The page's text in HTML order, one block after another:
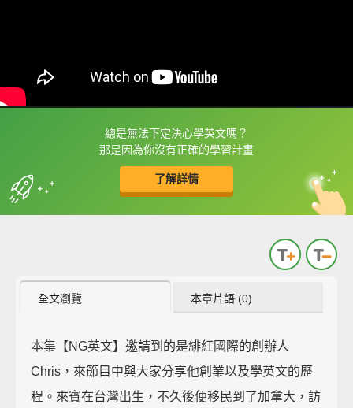
總是無法下定決心學英文嗎？
那是因為你沒有正確的學習計畫
了解詳情
框選或點兩下字幕可以直接查字典喔！
全文瀏覽 本章片語 (0)
本集【NG英文】邀請到的是緋紅國際的創辦人
Chris，來節目中與大家分享他創業以及學英文的歷
程。來賓在台灣出生，不久後便移民到了加拿大，訪